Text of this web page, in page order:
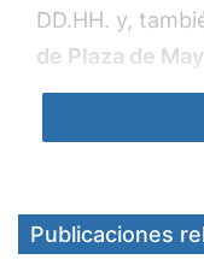
DD.HH. y,
de Plaza de
Durante el
titular del
Publicaciones